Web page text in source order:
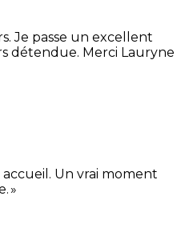
Je passe un excellent
détendue. Merci Lauryne
Un vrai moment
»